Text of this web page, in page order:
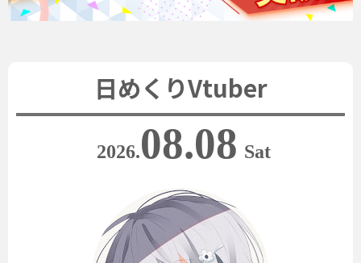
日めくりVtuber
2026.08.08 Sat